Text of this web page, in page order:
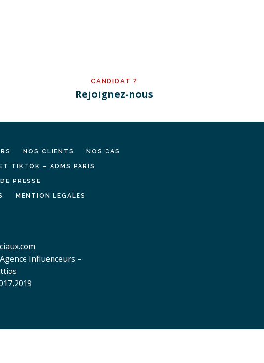
CANDIDAT ?
Rejoignez-nous
NOS CLIENTS NOS CAS
TIKTOK – ADMS.PARIS
PRESSE
MENTION LEGALES
Influenceurs –